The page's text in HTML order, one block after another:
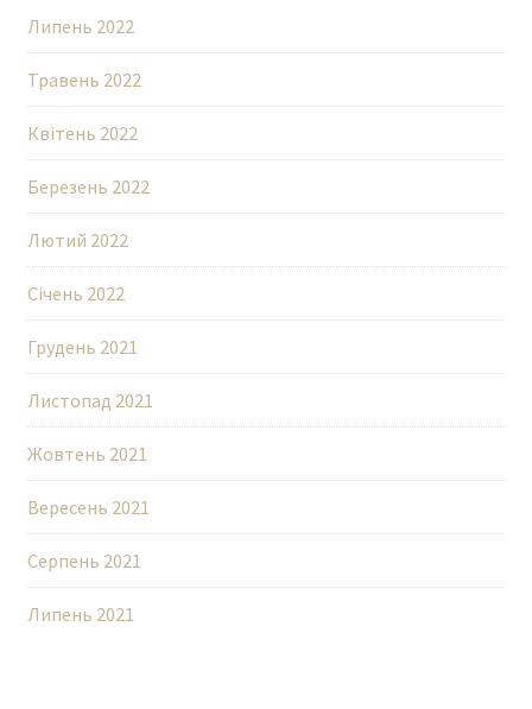
Липень 2022
Травень 2022
Квітень 2022
Березень 2022
Лютий 2022
Січень 2022
Грудень 2021
Листопад 2021
Жовтень 2021
Вересень 2021
Серпень 2021
Липень 2021